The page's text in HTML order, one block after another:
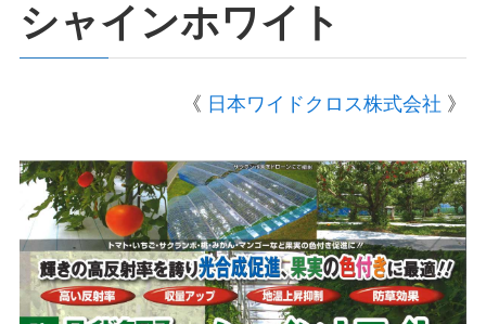
シャインホワイト
《 日本ワイドクロス株式会社 》